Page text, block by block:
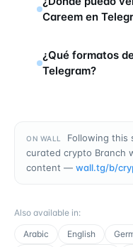
Careem en
¿Qué formatos
Telegram?
ON WALL
Following this
curated crypto Branch
content — wall.tg/b/
Also available in:
Arabic
English